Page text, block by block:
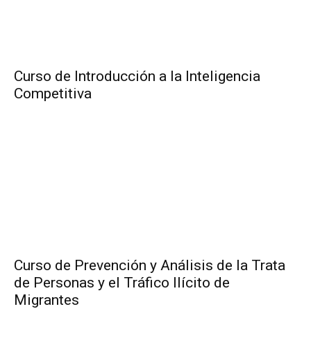
Curso de Introducción a la Inteligencia
Competitiva
Curso de Prevención y Análisis de la Trata
de Personas y el Tráfico Ilícito de
Migrantes